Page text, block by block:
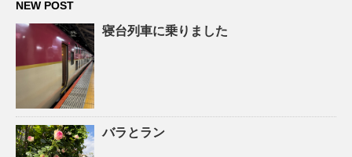
NEW POST
寝台列車に乗りました
バラとラン